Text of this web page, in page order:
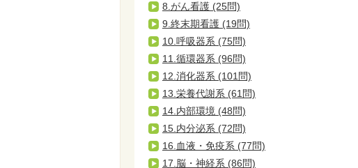
8.がん看護 (25問)
9.終末期看護 (19問)
10.呼吸器系 (75問)
11.循環器系 (96問)
12.消化器系 (101問)
13.栄養代謝系 (61問)
14.内部環境 (48問)
15.内分泌系 (72問)
16.血液・免疫系 (77問)
17.脳・神経系 (86問)